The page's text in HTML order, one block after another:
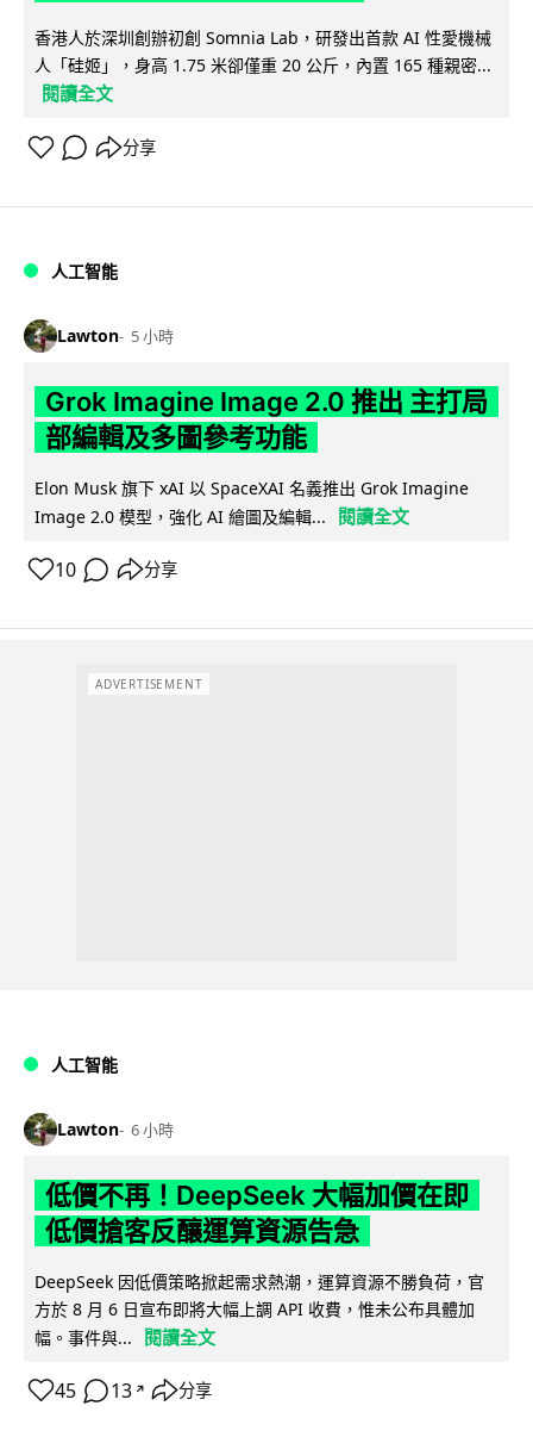
香港人於深圳創辦初創 Somnia Lab，研發出首款 AI 性愛機械
人「硅姬」，身高 1.75 米卻僅重 20 公斤，內置 165 種親密...
閱讀全文
分享
人工智能
Lawton 5 小時
Grok Imagine Image 2.0 推出 主打局
部編輯及多圖參考功能
Elon Musk 旗下 xAI 以 SpaceXAI 名義推出 Grok Imagine
Image 2.0 模型，強化 AI 繪圖及編輯...
閱讀全文
10 分享
ADVERTISEMENT
人工智能
Lawton 6 小時
低價不再！DeepSeek 大幅加價在即
低價搶客反釀運算資源告急
DeepSeek 因低價策略掀起需求熱潮，運算資源不勝負荷，官
方於 8 月 6 日宣布即將大幅上調 API 收費，惟未公布具體加
幅。事件與...
閱讀全文
45 13 ↗ 分享